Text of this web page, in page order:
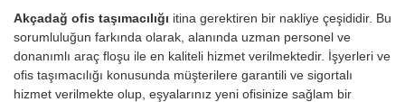
Akçadağ ofis taşımacılığı itina gerektiren bir nakliye çeşididir. Bu
sorumluluğun farkında olarak, alanında uzman personel ve
donanımlı araç floşu ile en kaliteli hizmet verilmektedir. İşyerleri ve
ofis taşımacılığı konusunda müşterilere garantili ve sigortalı
hizmet verilmekte olup, eşyalarınız yeni ofisinize sağlam bir